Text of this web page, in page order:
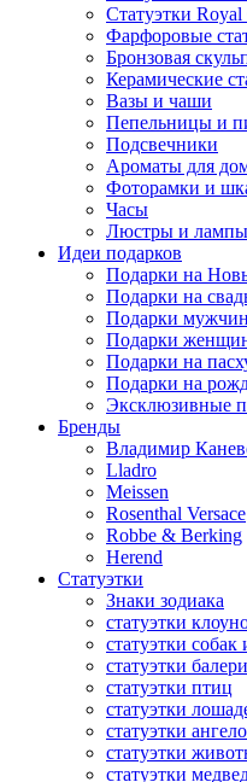
Статуэтки Royal
Фарфоровые
Бронзовая
Керамические
Вазы и чаши
Пепельницы и
Подсвечники
Ароматы для
Фоторамки и
Часы
Люстры и лампы
Идеи подарков
Подарки на
Подарки на
Подарки
Подарки
Подарки на
Подарки на
Эксклюзивные
Бренды
Владимир
Lladro
Meissen
Rosenthal Versace
Robbe & Berking
Herend
Статуэтки
Знаки зодиака
статуэтки
статуэтки
статуэтки
статуэтки птиц
статуэтки
статуэтки
статуэтки
статуэтки